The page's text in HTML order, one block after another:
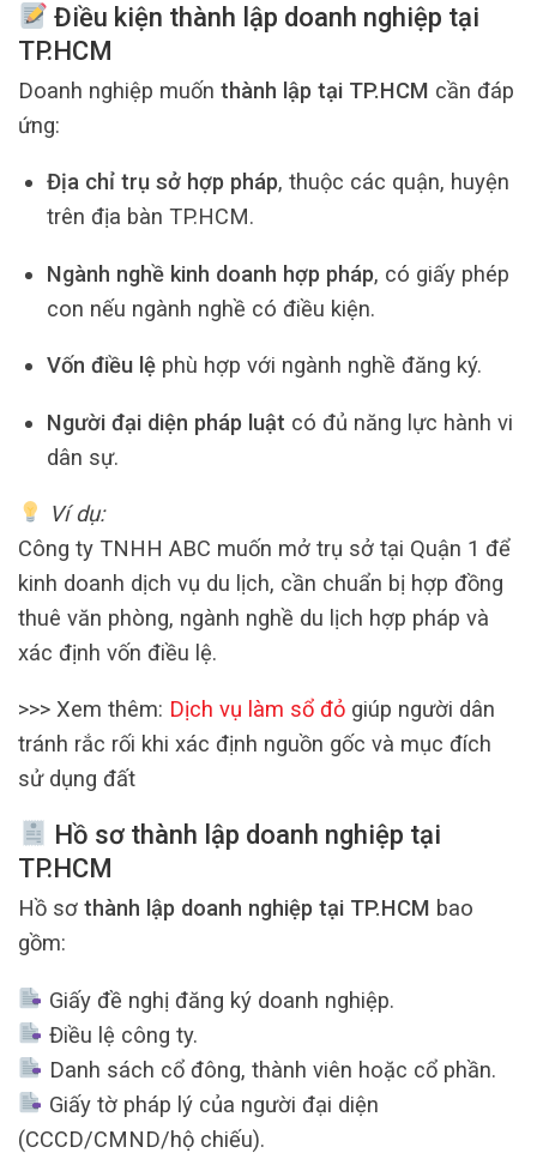
Điều kiện thành lập doanh nghiệp tại
TP.HCM
Doanh nghiệp muốn thành lập tại TP.HCM cần đáp
ứng:
Địa chỉ trụ sở hợp pháp, thuộc các quận, huyện
trên địa bàn TP.HCM.
Ngành nghề kinh doanh hợp pháp, có giấy phép
con nếu ngành nghề có điều kiện.
Vốn điều lệphù hợp với ngành nghề đăng ký.
Người đại diện pháp luật có đủ năng lực hành vi
dân sự.
Ví dụ:
Công ty TNHH ABC muốn mở trụ sở tại Quận 1 để
kinh doanh dịch vụ du lịch, cần chuẩn bị hợp đồng
thuê văn phòng, ngành nghề du lịch hợp pháp và
xác định vốn điều lệ.
>>> Xem thêm: Dịch vụ làm sổ đỏ giúp người dân
tránh rắc rối khi xác định nguồn gốc và mục đích
sử dụng đất
Hồ sơ thành lập doanh nghiệp tại
TP.HCM
Hồ sơ thành lập doanh nghiệp tại TP.HCM bao
gồm:
Giấy đề nghị đăng ký doanh nghiệp.
Điều lệ công ty.
Danh sách cổ đông, thành viên hoặc cổ phần.
Giấy tờ pháp lý của người đại diện
(CCCD/CMND/hộ chiếu).